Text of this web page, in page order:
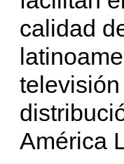
calidad
América